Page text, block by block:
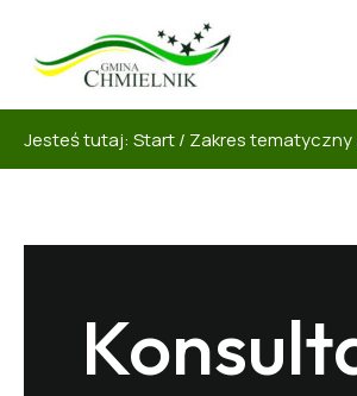
Jesteś tutaj: Start/ Zakres tematyczny